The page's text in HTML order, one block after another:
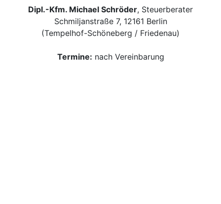
Dipl.-Kfm. Michael Schröder, Steuerberater
Schmiljanstraße 7, 12161 Berlin
(Tempelhof-Schöneberg / Friedenau)
Termine: nach Vereinbarung